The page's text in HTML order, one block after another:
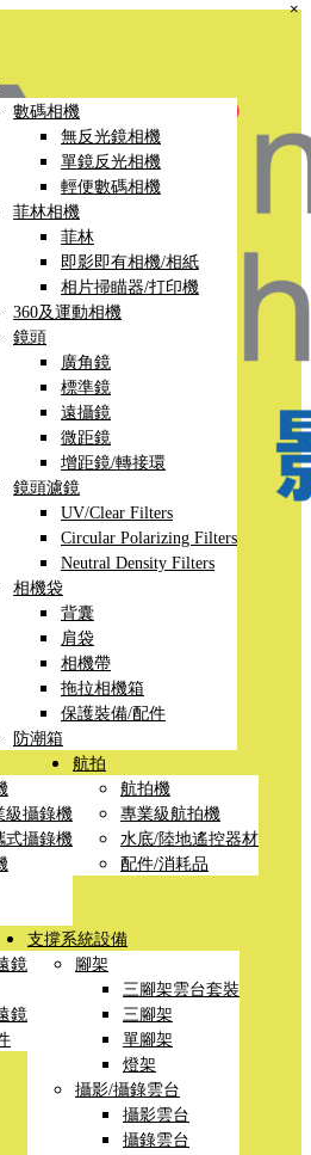
數碼相機
無反光鏡相機
單鏡反光相機
輕便數碼相機
菲林相機
菲林
即影即有相機/相紙
相片掃瞄器/打印機
360及運動相機
鏡頭
廣角鏡
標準鏡
遠攝鏡
微距鏡
增距鏡/轉接環
鏡頭濾鏡
UV/Clear Filters
Circular Polarizing Filters
Neutral Density Filters
相機袋
背囊
肩袋
相機帶
拖拉相機箱
保護裝備/配件
防潮箱
級攝錄機
式攝錄機
航拍
航拍機
專業級航拍機
水底/陸地遙控器材
配件/消耗品
鏡
鏡
支撐系統設備
腳架
三腳架雲台套裝
三腳架
單腳架
燈架
攝影/攝錄雲台
攝影雲台
攝錄雲台
×